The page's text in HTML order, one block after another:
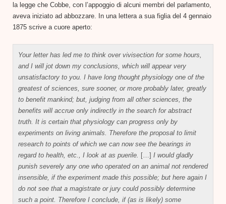
la legge che Cobbe, con l’appoggio di alcuni membri del parlamento,
aveva iniziato ad abbozzare. In una lettera a sua figlia del 4 gennaio
1875 scrive a cuore aperto:
Your letter has led me to think over vivisection for some hours,
and I will jot down my conclusions, which will appear very
unsatisfactory to you. I have long thought physiology one of the
greatest of sciences, sure sooner, or more probably later, greatly
to benefit mankind; but, judging from all other sciences, the
benefits will accrue only indirectly in the search for abstract
truth. It is certain that physiology can progress only by
experiments on living animals. Therefore the proposal to limit
research to points of which we can now see the bearings in
regard to health, etc., I look at as puerile. […] I would gladly
punish severely any one who operated on an animal not rendered
insensible, if the experiment made this possible; but here again I
do not see that a magistrate or jury could possibly determine
such a point. Therefore I conclude, if (as is likely) some